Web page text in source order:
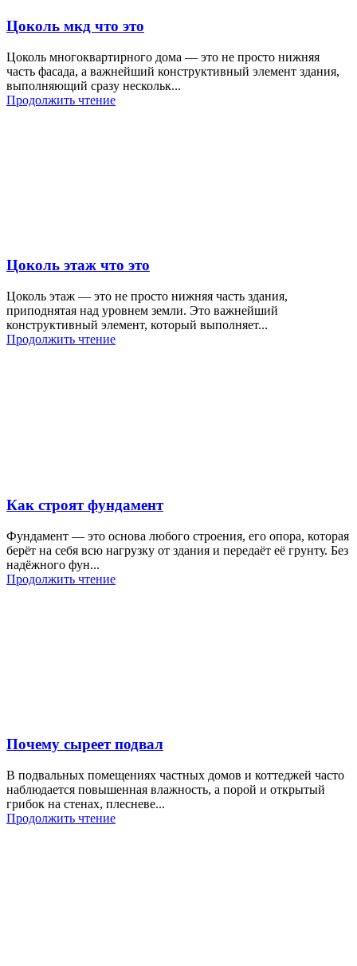
Цоколь мкд что это
Цоколь многоквартирного дома — это не просто нижняя
часть фасада, а важнейший конструктивный элемент здания,
выполняющий сразу нескольк...
Продолжить чтение
Цоколь этаж что это
Цоколь этаж — это не просто нижняя часть здания,
приподнятая над уровнем земли. Это важнейший
конструктивный элемент, который выполняет...
Продолжить чтение
Как строят фундамент
Фундамент — это основа любого строения, его опора, которая
берёт на себя всю нагрузку от здания и передаёт её грунту. Без
надёжного фун...
Продолжить чтение
Почему сыреет подвал
В подвальных помещениях частных домов и коттеджей часто
наблюдается повышенная влажность, а порой и открытый
грибок на стенах, плесневе...
Продолжить чтение